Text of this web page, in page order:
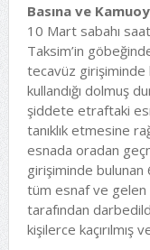
Basına ve
10 Mart sabahı
Taksim’in
tecavüz girişiminde
kullandığı dolmuş
şiddete etraftaki
tanıklık etmesine
esnada oradan
girişiminde
tüm esnaf ve
tarafından
kişilerce